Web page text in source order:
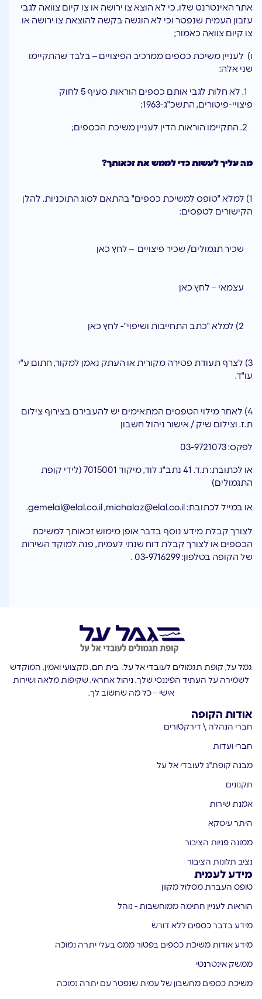
אתר האינטרנט שלו, כי לא הוצא צו ירושה או צו קיום צוואה לגבי
עזבון העמית שנפטר וכי לא הוגשה בקשה להוצאת צו ירושה או
צו קיום צוואה כאמור;
ו) לעניין משיכת כספים ממרכיב הפיצויים – בלבד שהתקיימו
שני אלה:
1. לא חלות לגבי אותם כספים הוראות סעיף 5 לחוק
פיצויי-פיטורים, התשכ"ג-1963;
מה עליך לעשות כדי לממש את זכאותך?
1) למלא "טופס למשיכת כספים" בהתאם לסוג התוכניות. להלן
הקישורים לטפסים:
שכיר תגמולים/ שכיר פיצויים – לחץ כאן
עצמאי – לחץ כאן
לחץ כאן
3) לצרף תעודת פטירה מקורית או העתק נאמן למקור, חתום ע"י
עו"ד.
4) לאחר מילוי הטפסים המתאימים יש להעבירם בצירוף צילום
ת.ז. וצילום שיק / אישור ניהול חשבון
לפקס: 03-9721073
או לכתובת: ת.ד. 41 נתב"ג לוד, מיקוד 7015001 (לידי קופת
התגמולים)
או במייל לכתובת: gemelal@elal.co.il ,michalaz@elal.co.il
.
לצורך קבלת מידע נוסף בדבר אופן מימוש זכאותך למשיכת
הכספים או לצורך קבלת דוח שנתי לעמית, פנה למוקד השירות
של הקופה בטלפון: 03-9716299 .
גמל על, קופת תגמולים לעובדי אל על. בית חם, מקצועי ואמין, המוקדש
לשמירה על העתיד הפיננסי שלך. ניהול אחראי, שקיפות מלאה ושירות
אישי – כל מה שחשוב לך.
אודות הקופה
חברי הנהלה \ דירקטורים
חברי ועדות
מבנה קופת"ג לעובדי אל על
תקנונים
אמנת שירות
היתר עיסקא
ממונה פניות הציבור
נציב תלונות הציבור
מידע לעמית
טופס העברת מסלול מקוון
הוראות לעניין חתימה ממוחשבות - נוהל
מידע בדבר כספים ללא דורש
מידע אודות משיכת כספים בפטור ממס בעלי יתרה נמוכה
ממשק אינטרנטי
משיכת כספים מחשבון של עמית שנפטר עם יתרה נמוכה